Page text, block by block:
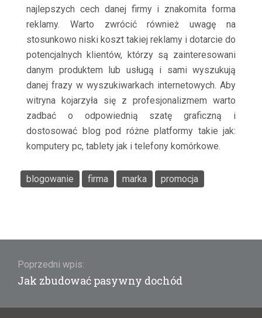
najlepszych cech danej firmy i znakomita forma
reklamy. Warto zwrócić również uwagę na
stosunkowo niski koszt takiej reklamy i dotarcie do
potencjalnych klientów, którzy są zainteresowani
danym produktem lub usługą i sami wyszukują
danej frazy w wyszukiwarkach internetowych. Aby
witryna kojarzyła się z profesjonalizmem warto
zadbać o odpowiednią szatę graficzną i
dostosować blog pod różne platformy takie jak:
komputery pc, tablety jak i telefony komórkowe.
blogowanie firma marka promocja
wpisu
Poprzedni wpis:
Poprzedni
Jak zbudować pasywny dochód